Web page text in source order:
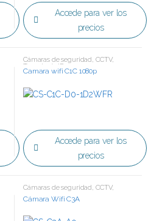
Accede para ver los
precios
Cámaras de seguridad, CCTV,
Tecnología IP
Camara wifi C1C 1080p
Accede para ver los
precios
Cámaras de seguridad, CCTV,
Cámara Wifi C3A